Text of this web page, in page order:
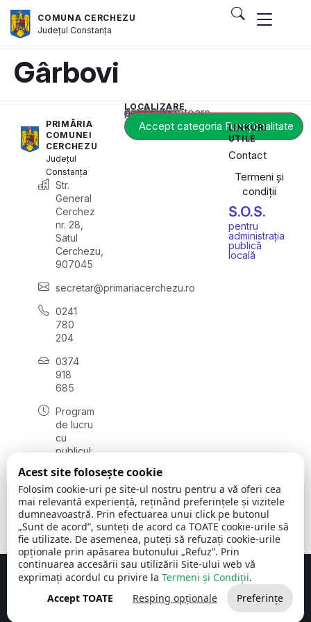
COMUNA CERCHEZU
JudețulConstanța
Gârbovi
PRIMĂRIA
COMUNEI
CERCHEZU
Județul
Constanța
Str.
General
Cerchez
nr. 28,
Satul
Cerchezu,
907045
secretar@primariacerchezu.ro
0241
780
204
0374
918
685
Program
de lucru
cu
publicul:
08:00 -
16:30
, vineri:
08:00 -
14:00
LOCALIZARE
Acest conținut este blocat până când acceptați categoria corespunzătoare de cookie-uri.
Accept categoria Funcționalitate
LINKURI
UTILE
Contact
Termeni și
condiții
S.O.S.
pentru
administrația
publică
locală
Comuna Cerchezu © 2026Toate drepturile rezervate
Concept realizat de Big Media Relații Publice SRL
Acest site folosește cookie
Folosim cookie-uri pe site-ul nostru pentru a vă oferi cea
mai relevantă experiență, reținând preferințele și vizitele
dumneavoastră. Prin efectuarea unui click pe butonul
„Sunt de acord”, sunteți de acord ca TOATE cookie-urile să
fie utilizate. De asemenea, puteți să refuzați cookie-urile
opționale prin apăsarea butonului „Refuz”. Prin
continuarea accesării sau utilizării Site-ului web vă
exprimați acordul cu privire la Termeni și Condiții.
Accept TOATE
Resping opționale Preferințe